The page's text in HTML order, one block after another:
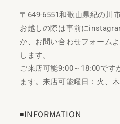
〒649-6551和歌山県紀の川
お越しの際は事前に
か、お問い合わせフォーム
します。
ご来店可能9:00～18:00です
ます。来店可能曜日：火、
◾️INFORMATION